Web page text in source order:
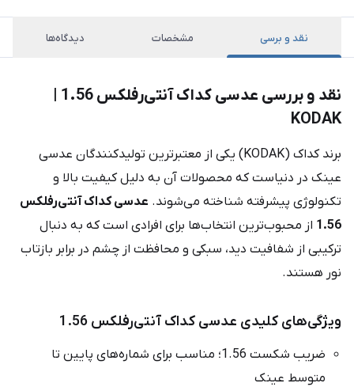
نقد و برسی مشخصات دیدگاه‌ها
KODAK
برند کداک (KODAK) یکی از معتبرترین تولیدکنندگان عدسی
عینک در دنیاست که محصولات آن به دلیل کیفیت بالا و
تکنولوژی پیشرفته شناخته می‌شوند. عدسی کداک آنتی‌رفلکس
1.56 از محبوب‌ترین انتخاب‌ها برای افرادی است که به دنبال
ترکیبی از شفافیت دید، سبکی و محافظت از چشم در برابر بازتاب
نور هستند.
ویژگی‌های کلیدی عدسی کداک آنتی‌رفلکس 1.56
ضریب شکست 1.56؛ مناسب برای شماره‌های پایین تا
متوسط عینک